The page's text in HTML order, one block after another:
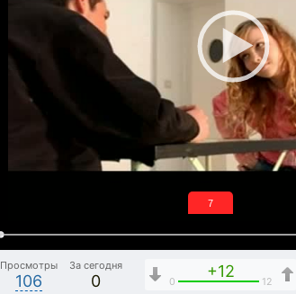
6
Просмотры
106
За сегодня
0
+12
0 12